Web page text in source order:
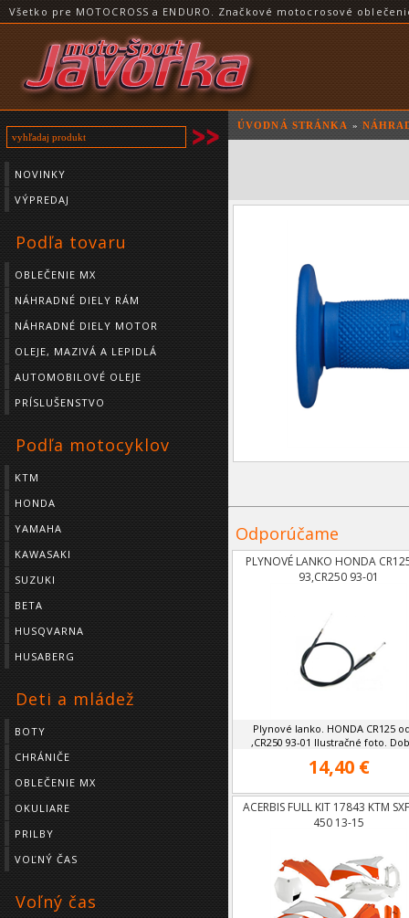
Všetko pre MOTOCROSS a ENDURO. Značkové motocrosové
NOVINKY
VÝPREDAJ
Podľa tovaru
OBLEČENIE MX
NÁHRADNÉ DIELY RÁM
NÁHRADNÉ DIELY MOTOR
OLEJE, MAZIVÁ A LEPIDLÁ
AUTOMOBILOVÉ OLEJE
PRÍSLUŠENSTVO
Podľa motocyklov
KTM
HONDA
YAMAHA
KAWASAKI
SUZUKI
BETA
HUSQVARNA
HUSABERG
Deti a mládež
BOTY
CHRÁNIČE
OBLEČENIE MX
OKULIARE
PRILBY
VOĽNÝ ČAS
Voľný čas
ÚVODNÁ STRÁNKA »
Odporúčame
PLYNOVÉ LANKO HONDA
93,CR250 93-01
Plynové lanko. HONDA CR125
,CR250 93-01 Ilustračné foto.
14,40 €
ACERBIS FULL KIT 17843 KTM
450 13-15